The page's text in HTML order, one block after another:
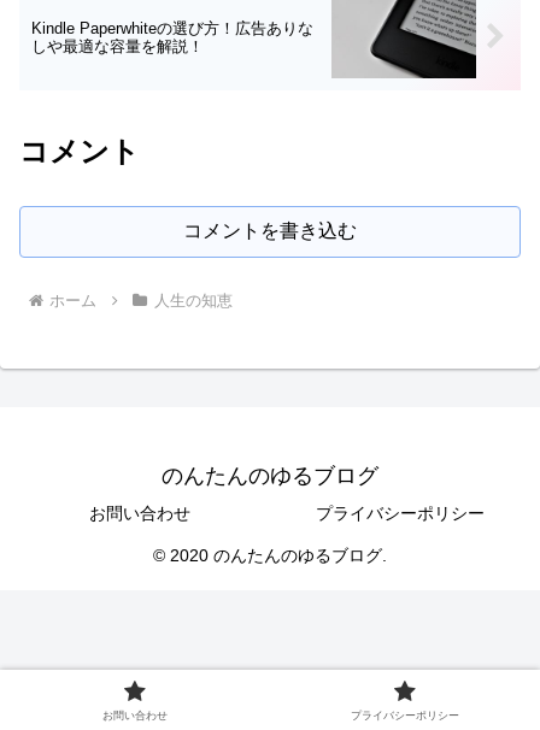
Kindle Paperwhiteの選び方！広告ありな
しや最適な容量を解説！
コメント
コメントを書き込む
ホーム 人生の知恵
のんたんのゆるブログ
お問い合わせ プライバシーポリシー
© 2020 のんたんのゆるブログ.
お問い合わせ プライバシーポリシー